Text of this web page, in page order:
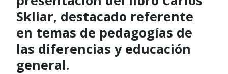
Skliar, destacado referente
en temas de pedagogías de
las diferencias y educación
general.